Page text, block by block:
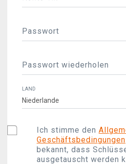
Passwort
Passwort wiederholen
LAND
Ich stimme den
Geschäftsbedingungen
bekannt, dass
ausgetauscht werden